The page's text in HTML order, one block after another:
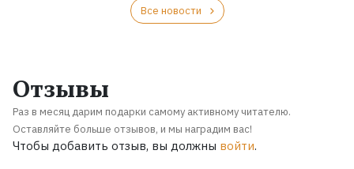
Все новости
Отзывы
Раз в месяц дарим подарки самому активному читателю.
Оставляйте больше отзывов, и мы наградим вас!
Чтобы добавить отзыв, вы должны войти.